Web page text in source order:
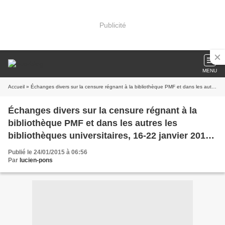
Publicité
MENU
Accueil » Échanges divers sur la censure régnant à la bibliothèque PMF et dans les autres les bibliothèques universitaires, 16-22 janvier 2015. Par Annie Lacroix-Riz.
Échanges divers sur la censure régnant à la
bibliothèque PMF et dans les autres les
bibliothèques universitaires, 16-22 janvier 2015.
Par Annie Lacroix-Riz.
Publié le 24/01/2015 à 06:56
Par lucien-pons